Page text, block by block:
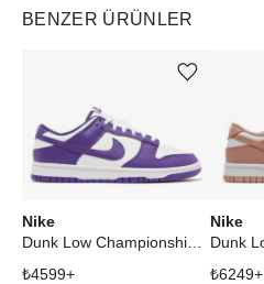
BENZER ÜRÜNLER
Nike
₺4599+
Ürünü istek listesine ekle veya listeden çıkar
Nike
₺6249+